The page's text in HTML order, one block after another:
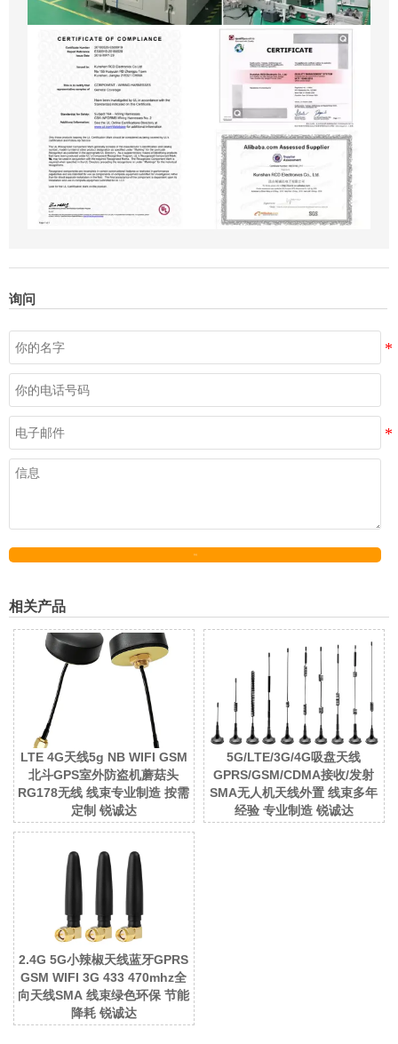
询问
相关产品
LTE 4G天线5g NB WIFI GSM
北斗GPS室外防盗机蘑菇头
RG178无线 线束专业制造 按需
定制 锐诚达
5G/LTE/3G/4G吸盘天线
GPRS/GSM/CDMA接收/发射
SMA无人机天线外置 线束多年
经验 专业制造 锐诚达
2.4G 5G小辣椒天线蓝牙GPRS
GSM WIFI 3G 433 470mhz全
向天线SMA 线束绿色环保 节能
降耗 锐诚达